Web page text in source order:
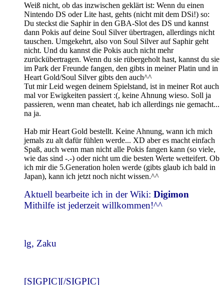
Weiß nicht, ob das inzwischen geklärt ist: Wenn du einen
Nintendo DS oder Lite hast, gehts (nicht mit dem DSi!) so:
Du steckst die Saphir in den GBA-Slot des DS und kannst
dann Pokis auf deine Soul Silver übertragen, allerdings nicht
tauschen. Umgekehrt, also von Soul Silver auf Saphir geht
nicht. Und du kannst die Pokis auch nicht mehr
zurückübertragen. Wenn du sie rübergeholt hast, kannst du sie
im Park der Freunde fangen, den gibts in meiner Platin und in
Heart Gold/Soul Silver gibts den auch^^
Tut mir Leid wegen deinem Spielstand, ist in meiner Rot auch
mal vor Ewigkeiten passiert :(, keine Ahnung wieso. Soll ja
passieren, wenn man cheatet, hab ich allerdings nie gemacht...
na ja.
Hab mir Heart Gold bestellt. Keine Ahnung, wann ich mich
jemals zu alt dafür fühlen werde... XD aber es macht einfach
Spaß, auch wenn man nicht alle Pokis fangen kann (so viele,
wie das sind -.-) oder nicht um die besten Werte wetteifert. Ob
ich mir die 5.Generation holen werde (gibts glaub ich bald in
Japan), kann ich jetzt noch nicht wissen.^^
Aktuell bearbeite ich in der Wiki: Digimon
Mithilfe ist jederzeit willkommen!^^
lg, Zaku
[SIGPIC][/SIGPIC]